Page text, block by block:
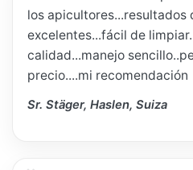
los apicultores...resultados
excelentes...fácil de
calidad...manejo
precio....mi recomendación
Sr. Stäger, Haslen, Suiza